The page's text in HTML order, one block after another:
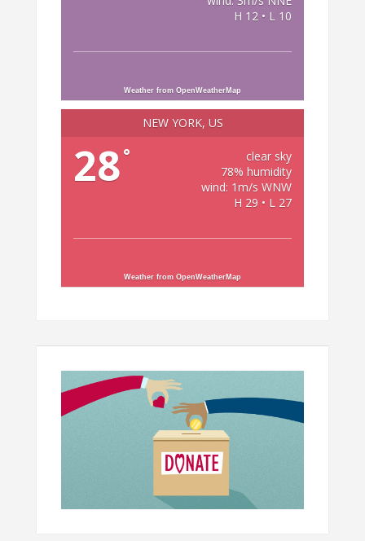
H 12 • L 10
Weather from OpenWeatherMap
NEW YORK, US
28°
clear sky
78% humidity
wind: 1m/s WNW
H 29 • L 27
Weather from OpenWeatherMap